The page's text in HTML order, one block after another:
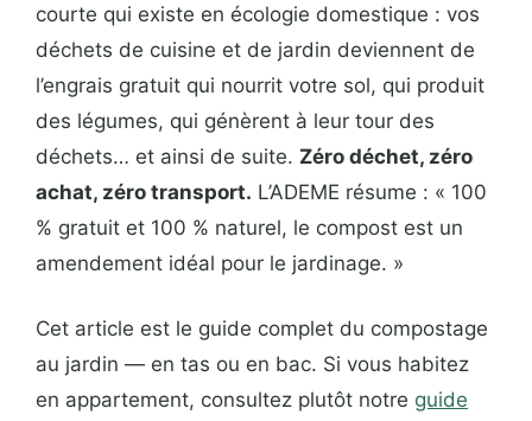
courte qui existe en écologie domestique : vos
déchets de cuisine et de jardin deviennent de
l’engrais gratuit qui nourrit votre sol, qui produit
des légumes, qui génèrent à leur tour des
déchets… et ainsi de suite. Zéro déchet, zéro
achat, zéro transport. L’ADEME résume : « 100
% gratuit et 100 % naturel, le compost est un
amendement idéal pour le jardinage. »
Cet article est le guide complet du compostage
au jardin — en tas ou en bac. Si vous habitez
en appartement, consultez plutôt notre guide